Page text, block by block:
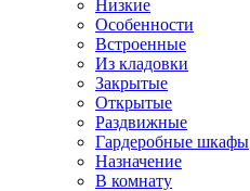
Низкие
Особенности
Встроенные
Из кладовки
Закрытые
Открытые
Раздвижные
Гардеробные шкафы
Назначение
В комнату